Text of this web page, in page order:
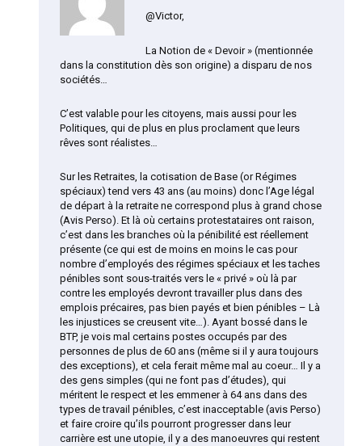
@Victor,
La Notion de « Devoir » (mentionnée
dans la constitution dès son origine) a disparu de nos
sociétés…
C’est valable pour les citoyens, mais aussi pour les
Politiques, qui de plus en plus proclament que leurs
rêves sont réalistes…
Sur les Retraites, la cotisation de Base (or Régimes
spéciaux) tend vers 43 ans (au moins) donc l’Age légal
de départ à la retraite ne correspond plus à grand chose
(Avis Perso). Et là où certains protestataires ont raison,
c’est dans les branches où la pénibilité est réellement
présente (ce qui est de moins en moins le cas pour
nombre d’employés des régimes spéciaux et les taches
pénibles sont sous-traités vers le « privé » où là par
contre les employés devront travailler plus dans des
emplois précaires, pas bien payés et bien pénibles – Là
les injustices se creusent vite…). Ayant bossé dans le
BTP, je vois mal certains postes occupés par des
personnes de plus de 60 ans (même si il y aura toujours
des exceptions), et cela ferait même mal au coeur… Il y a
des gens simples (qui ne font pas d’études), qui
méritent le respect et les emmener à 64 ans dans des
types de travail pénibles, c’est inacceptable (avis Perso)
et faire croire qu’ils pourront progresser dans leur
carrière est une utopie, il y a des manoeuvres qui restent